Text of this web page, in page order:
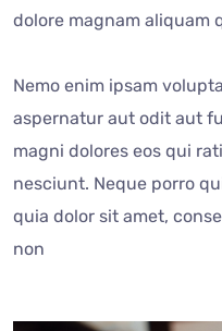
dolore magnam aliquam
Nemo enim ipsam
aspernatur aut odit aut
magni dolores eos qui
nesciunt. Neque porro
quia dolor sit amet,
non